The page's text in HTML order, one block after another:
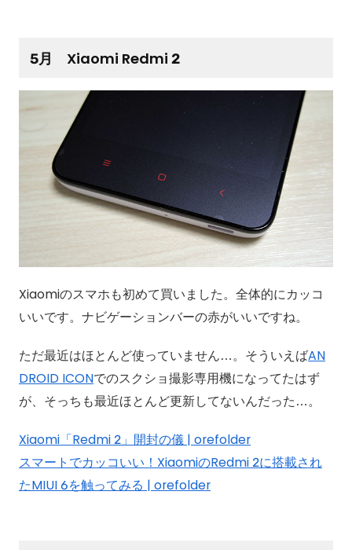
5月 Xiaomi Redmi 2
Xiaomiのスマホも初めて買いました。全体的にカッコ
いいです。ナビゲーションバーの赤がいいですね。
ただ最近はほとんど使っていません…。そういえばAN
DROID ICONでのスクショ撮影専用機になってたはず
が、そっちも最近ほとんど更新してないんだった…。
Xiaomi「Redmi 2」開封の儀 | orefolder
スマートでカッコいい！XiaomiのRedmi 2に搭載され
たMIUI 6を触ってみる | orefolder